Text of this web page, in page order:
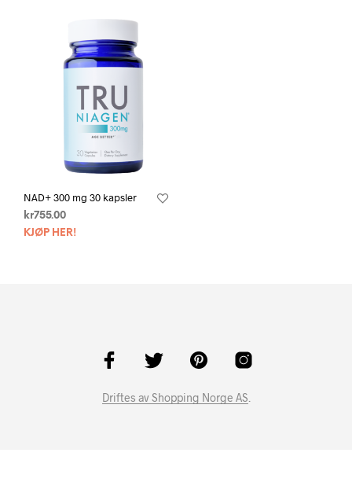
NAD+ 300 mg 30 kapsler
kr755.00
KJØP HER!
Driftes av Shopping Norge AS